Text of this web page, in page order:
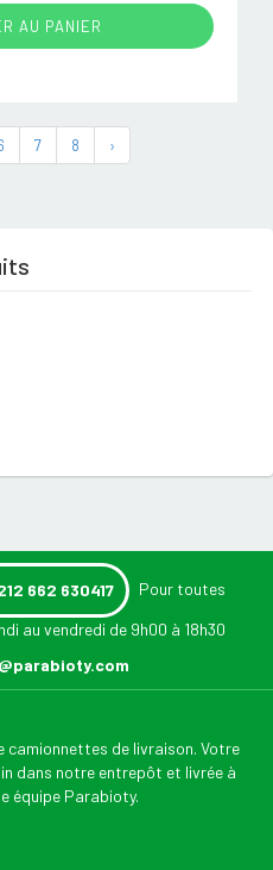
AU PANIER
7 8 ›
662 630417 Pour toutes
au vendredi de 9h00 à 18h30
de livraison. Votre
dans notre entrepôt et livrée à
équipe Parabioty.